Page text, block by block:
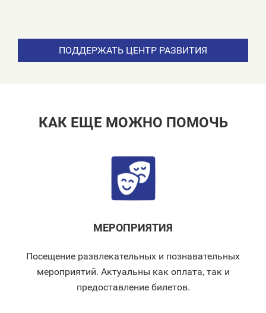
ПОДДЕРЖАТЬ ЦЕНТР РАЗВИТИЯ
КАК ЕЩЕ МОЖНО ПОМОЧЬ
МЕРОПРИЯТИЯ
Посещение развлекательных и познавательных
мероприятий. Актуальны как оплата, так и
предоставление билетов.